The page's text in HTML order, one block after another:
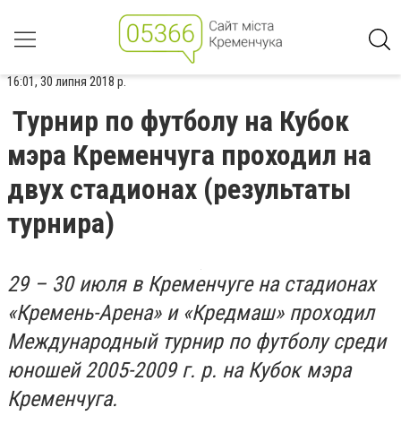
16:01, 30 липня 2018 р.
Турнир по футболу на Кубок
мэра Кременчуга проходил на
двух стадионах (результаты
турнира)
29 – 30 июля в Кременчуге на стадионах
«Кремень-Арена» и «Кредмаш» проходил
Международный турнир по футболу среди
юношей 2005-2009 г. р. на Кубок мэра
Кременчуга.